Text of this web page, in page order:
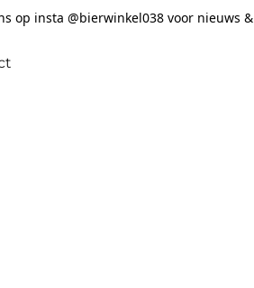
op insta @bierwinkel038 voor nieuws